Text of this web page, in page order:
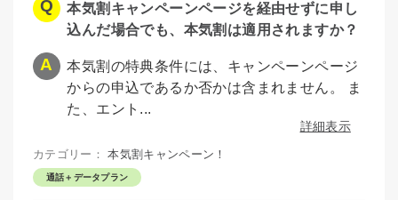
本気割キャンペーンページを経由せずに申し
込んだ場合でも、本気割は適用されますか？
本気割の特典条件には、キャンペーンページ
からの申込であるか否かは含まれません。 ま
た、エント...
詳細表示
カテゴリー：本気割キャンペーン！
通話＋データプラン